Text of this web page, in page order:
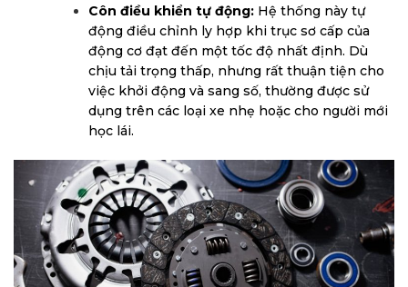
Côn điều khiển tự động: Hệ thống này tự
động điều chỉnh ly hợp khi trục sơ cấp của
động cơ đạt đến một tốc độ nhất định. Dù
chịu tải trọng thấp, nhưng rất thuận tiện cho
việc khởi động và sang số, thường được sử
dụng trên các loại xe nhẹ hoặc cho người mới
học lái.